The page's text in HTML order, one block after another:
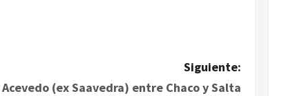
Siguiente:
Acevedo (ex Saavedra) entre Chaco y Salta